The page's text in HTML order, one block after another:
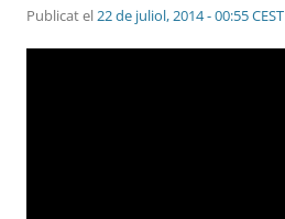
Publicat el22 de juliol, 2014 - 00:55 CEST